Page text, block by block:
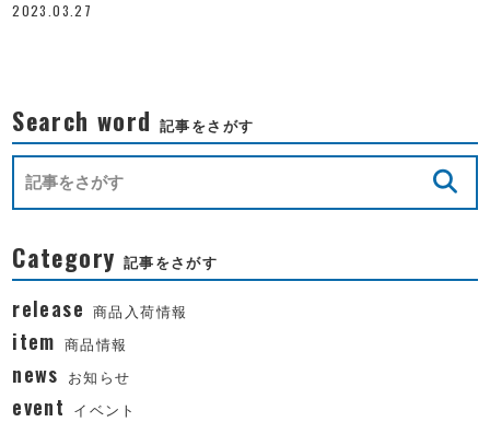
2023.03.27
Search word 記事をさがす
Category 記事をさがす
release 商品入荷情報
item 商品情報
news お知らせ
event イベント